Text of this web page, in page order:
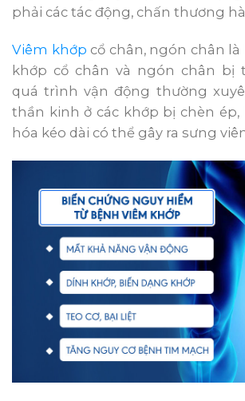
phải các tác động, chấn thương
Viêm khớp cổ chân, ngón chân
khớp cổ chân và ngón chân bị
quá trình vận động thường
thần kinh ở các khớp bị chèn
hóa kéo dài có thể gây ra sưng